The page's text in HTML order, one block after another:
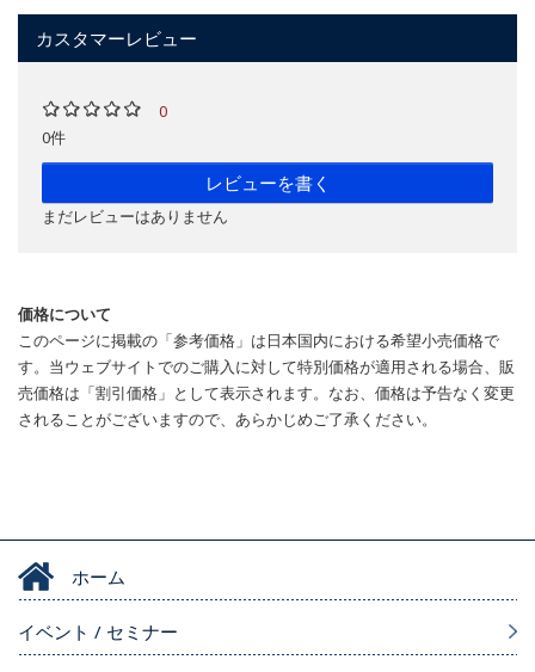
カスタマーレビュー
0
0件
レビューを書く
まだレビューはありません
価格について
このページに掲載の「参考価格」は日本国内における希望小売価格で
す。当ウェブサイトでのご購入に対して特別価格が適用される場合、販
売価格は「割引価格」として表示されます。なお、価格は予告なく変更
されることがございますので、あらかじめご了承ください。
ホーム
イベント / セミナー